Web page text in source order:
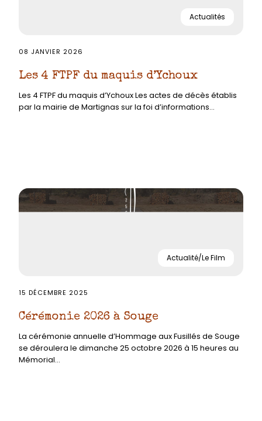
Actualités
08 JANVIER 2026
Les 4 FTPF du maquis d’Ychoux
Les 4 FTPF du maquis d’Ychoux Les actes de décès établis
par la mairie de Martignas sur la foi d’informations...
Actualité/Le Film
15 DÉCEMBRE 2025
Cérémonie 2026 à Souge
La cérémonie annuelle d’Hommage aux Fusillés de Souge
se déroulera le dimanche 25 octobre 2026 à 15 heures au
Mémorial...